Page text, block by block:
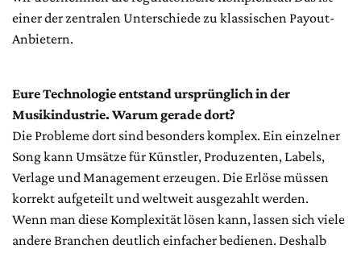
einer der zentralen Unterschiede zu klassischen Payout-
Anbietern.
Eure Technologie entstand ursprünglich in der
Musikindustrie. Warum gerade dort?
Die Probleme dort sind besonders komplex. Ein einzelner
Song kann Umsätze für Künstler, Produzenten, Labels,
Verlage und Management erzeugen. Die Erlöse müssen
korrekt aufgeteilt und weltweit ausgezahlt werden.
Wenn man diese Komplexität lösen kann, lassen sich viele
andere Branchen deutlich einfacher bedienen. Deshalb